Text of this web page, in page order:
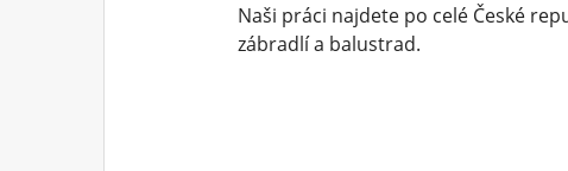
Naši práci najdete po celé České
zábradlí a balustrad.